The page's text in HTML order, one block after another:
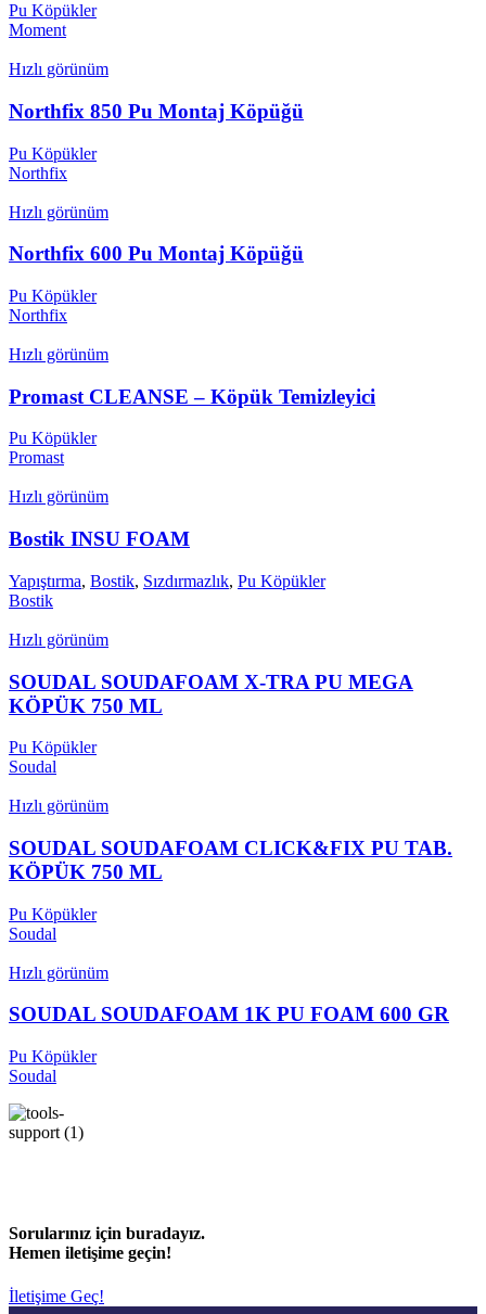
Pu Köpükler
Moment
Hızlı görünüm
Northfix 850 Pu Montaj Köpüğü
Pu Köpükler
Northfix
Hızlı görünüm
Northfix 600 Pu Montaj Köpüğü
Pu Köpükler
Northfix
Hızlı görünüm
Promast CLEANSE – Köpük Temizleyici
Pu Köpükler
Promast
Hızlı görünüm
Bostik INSU FOAM
Yapıştırma, Bostik, Sızdırmazlık, Pu Köpükler
Bostik
Hızlı görünüm
SOUDAL SOUDAFOAM X-TRA PU MEGA
KÖPÜK 750 ML
Pu Köpükler
Soudal
Hızlı görünüm
SOUDAL SOUDAFOAM CLICK&FIX PU TAB.
KÖPÜK 750 ML
Pu Köpükler
Soudal
Hızlı görünüm
SOUDAL SOUDAFOAM 1K PU FOAM 600 GR
Pu Köpükler
Soudal
Sorularınız için buradayız.
Hemen iletişime geçin!
İletişime Geç!